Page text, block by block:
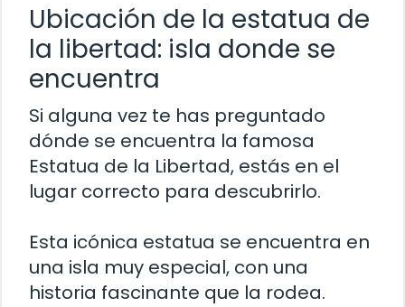
Ubicación de la estatua de
la libertad: isla donde se
encuentra
Si alguna vez te has preguntado
dónde se encuentra la famosa
Estatua de la Libertad, estás en el
lugar correcto para descubrirlo.
Esta icónica estatua se encuentra en
una isla muy especial, con una
historia fascinante que la rodea.